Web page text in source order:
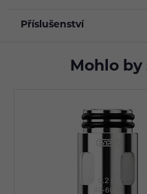
Příslušenství
Mohlo